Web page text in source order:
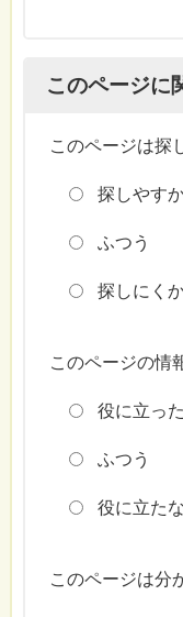
このページに
このページは探
探しやす
ふつう
探しにく
このページの情
役に立った
ふつう
役に立た
このページは分